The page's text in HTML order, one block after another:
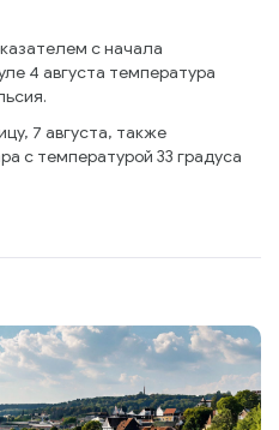
с начала
4 августа температура
7 августа, также
с температурой 33 градуса